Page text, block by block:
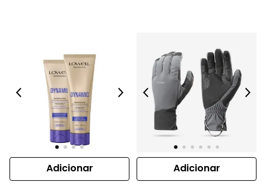
Adicionar Adicionar